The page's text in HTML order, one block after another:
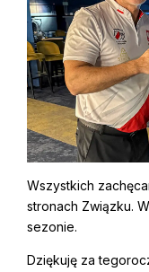
Wszystkich
stronach Związku.
sezonie.
Dziękuję za